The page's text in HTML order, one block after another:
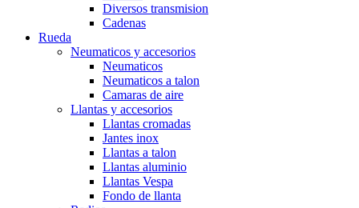
Diversos transmision
Cadenas
Rueda
Neumaticos y accesorios
Neumaticos
Neumaticos a talon
Camaras de aire
Llantas y accesorios
Llantas cromadas
Jantes inox
Llantas a talon
Llantas aluminio
Llantas Vespa
Fondo de llanta